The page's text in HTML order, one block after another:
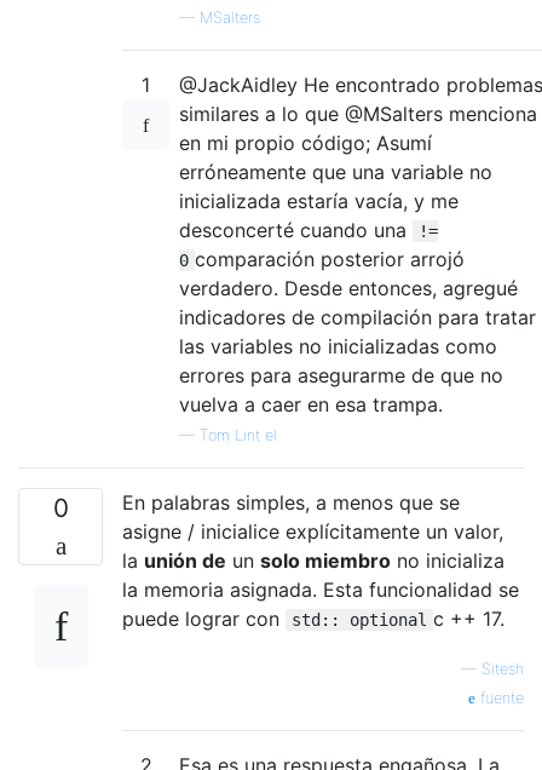
— MSalters
1
@JackAidley He encontrado problemas
similares a lo que @MSalters menciona
en mi propio código; Asumí
erróneamente que una variable no
inicializada estaría vacía, y me
desconcerté cuando una
!=
0 comparación posterior arrojó
verdadero. Desde entonces, agregué
indicadores de compilación para tratar
las variables no inicializadas como
errores para asegurarme de que no
vuelva a caer en esa trampa.
— Tom Lint el
0
En palabras simples, a menos que se
asigne / inicialice explícitamente un valor,
la unión de un solo miembro no inicializa
la memoria asignada. Esta funcionalidad se
puede lograr con
std:: optional c ++ 17.
— Sitesh
fuente
2
Esa es una respuesta engañosa. La